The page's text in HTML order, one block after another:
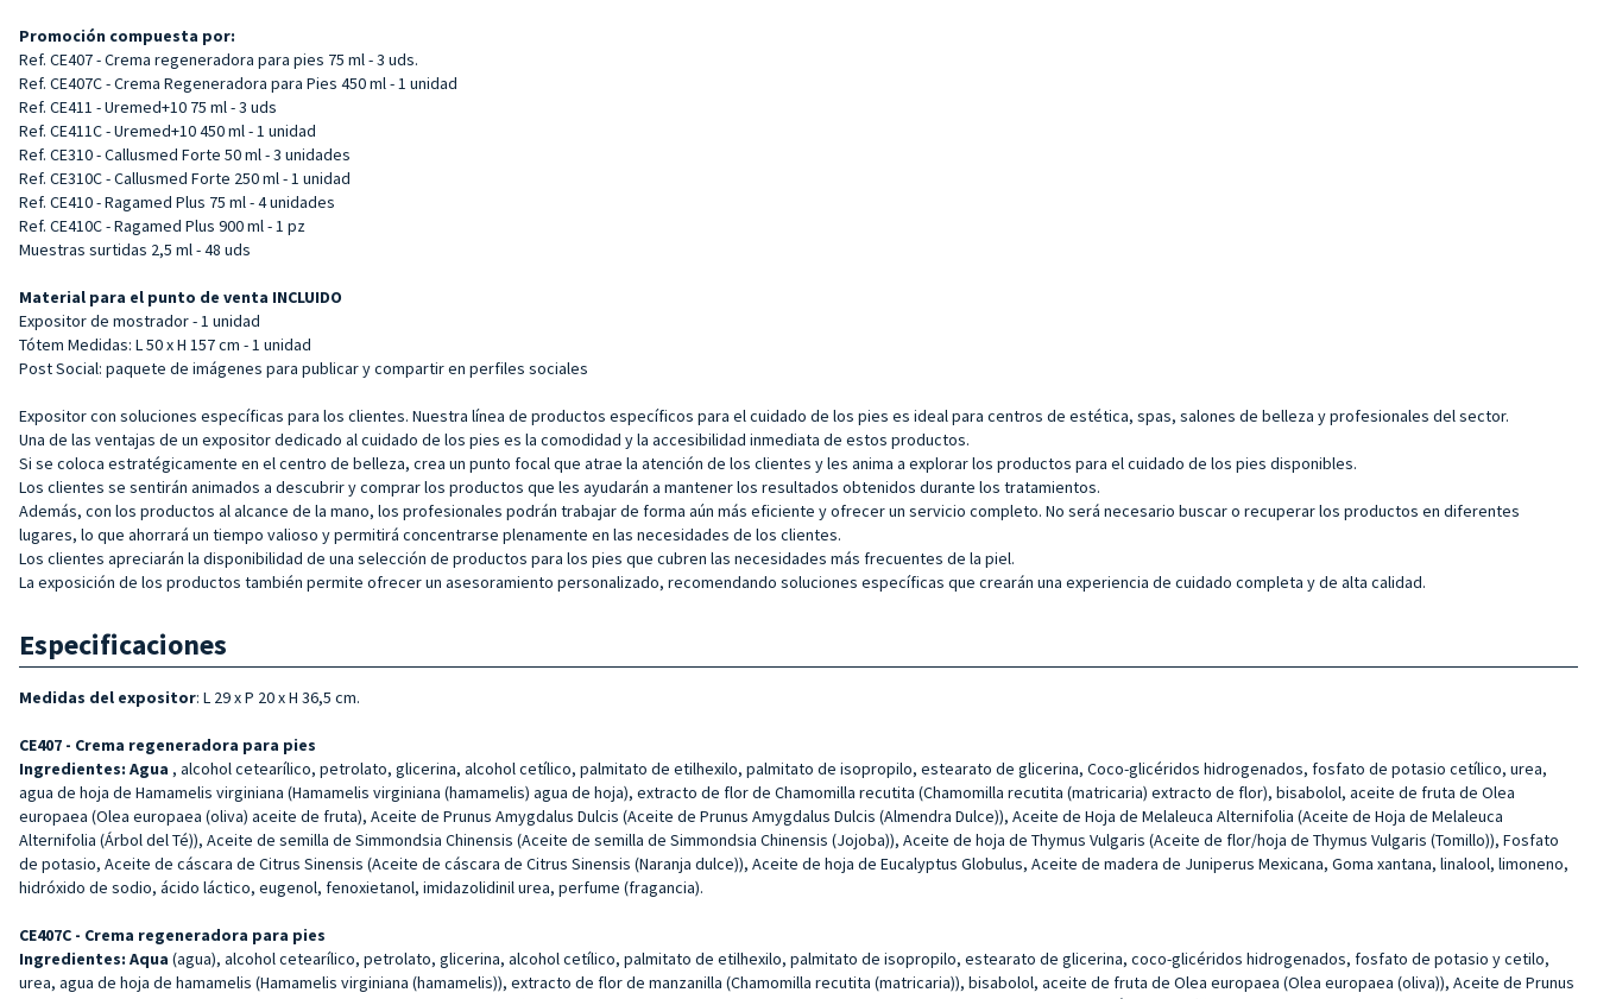
Promoción compuesta por:
Ref. CE407 - Crema regeneradora para pies 75 ml - 3 uds.
Ref. CE407C - Crema Regeneradora para Pies 450 ml - 1 unidad
Ref. CE411 - Uremed+10 75 ml - 3 uds
Ref. CE411C - Uremed+10 450 ml - 1 unidad
Ref. CE310 - Callusmed Forte 50 ml - 3 unidades
Ref. CE310C - Callusmed Forte 250 ml - 1 unidad
Ref. CE410 - Ragamed Plus 75 ml - 4 unidades
Ref. CE410C - Ragamed Plus 900 ml - 1 pz
Muestras surtidas 2,5 ml - 48 uds
Material para el punto de venta INCLUIDO
Expositor de mostrador - 1 unidad
Tótem Medidas: L 50 x H 157 cm - 1 unidad
Post Social: paquete de imágenes para publicar y compartir en perfiles sociales
Expositor con soluciones específicas para los clientes. Nuestra línea de productos específicos para el cuidado de los pies es ideal para centros de estética, spas, salones de belleza y profesionales del sector.
Una de las ventajas de un expositor dedicado al cuidado de los pies es la comodidad y la accesibilidad inmediata de estos productos.
Si se coloca estratégicamente en el centro de belleza, crea un punto focal que atrae la atención de los clientes y les anima a explorar los productos para el cuidado de los pies disponibles.
Los clientes se sentirán animados a descubrir y comprar los productos que les ayudarán a mantener los resultados obtenidos durante los tratamientos.
Además, con los productos al alcance de la mano, los profesionales podrán trabajar de forma aún más eficiente y ofrecer un servicio completo. No será necesario buscar o recuperar los productos en diferentes
lugares, lo que ahorrará un tiempo valioso y permitirá concentrarse plenamente en las necesidades de los clientes.
Los clientes apreciarán la disponibilidad de una selección de productos para los pies que cubren las necesidades más frecuentes de la piel.
La exposición de los productos también permite ofrecer un asesoramiento personalizado, recomendando soluciones específicas que crearán una experiencia de cuidado completa y de alta calidad.
Especificaciones
Medidas del expositor: L 29 x P 20 x H 36,5 cm.
CE407 - Crema regeneradora para pies
Ingredientes: Agua , alcohol cetearílico, petrolato, glicerina, alcohol cetílico, palmitato de etilhexilo, palmitato de isopropilo, estearato de glicerina, Coco-glicéridos hidrogenados, fosfato de potasio cetílico, urea,
agua de hoja de Hamamelis virginiana (Hamamelis virginiana (hamamelis) agua de hoja), extracto de flor de Chamomilla recutita (Chamomilla recutita (matricaria) extracto de flor), bisabolol, aceite de fruta de Olea
europaea (Olea europaea (oliva) aceite de fruta), Aceite de Prunus Amygdalus Dulcis (Aceite de Prunus Amygdalus Dulcis (Almendra Dulce)), Aceite de Hoja de Melaleuca Alternifolia (Aceite de Hoja de Melaleuca
Alternifolia (Árbol del Té)), Aceite de semilla de Simmondsia Chinensis (Aceite de semilla de Simmondsia Chinensis (Jojoba)), Aceite de hoja de Thymus Vulgaris (Aceite de flor/hoja de Thymus Vulgaris (Tomillo)), Fosfato
de potasio, Aceite de cáscara de Citrus Sinensis (Aceite de cáscara de Citrus Sinensis (Naranja dulce)), Aceite de hoja de Eucalyptus Globulus, Aceite de madera de Juniperus Mexicana, Goma xantana, linalool, limoneno,
hidróxido de sodio, ácido láctico, eugenol, fenoxietanol, imidazolidinil urea, perfume (fragancia).
CE407C - Crema regeneradora para pies
Ingredientes: Aqua (agua), alcohol cetearílico, petrolato, glicerina, alcohol cetílico, palmitato de etilhexilo, palmitato de isopropilo, estearato de glicerina, coco-glicéridos hidrogenados, fosfato de potasio y cetilo,
urea, agua de hoja de hamamelis (Hamamelis virginiana (hamamelis)), extracto de flor de manzanilla (Chamomilla recutita (matricaria)), bisabolol, aceite de fruta de Olea europaea (Olea europaea (oliva)), Aceite de Prunus